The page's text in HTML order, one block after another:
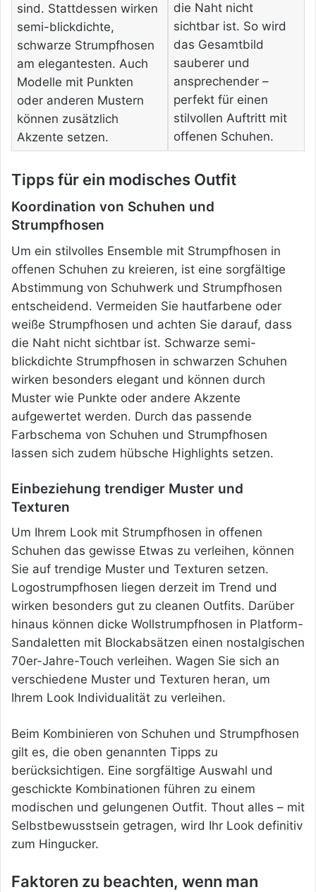
sind. Stattdessen wirken
semi-blickdichte,
schwarze Strumpfhosen
am elegantesten. Auch
Modelle mit Punkten
oder anderen Mustern
können zusätzlich
Akzente setzen.
die Naht nicht
sichtbar ist. So wird
das Gesamtbild
sauberer und
ansprechender –
perfekt für einen
stilvollen Auftritt mit
offenen Schuhen.
Tipps für ein modisches Outfit
Koordination von Schuhen und
Strumpfhosen
Um ein stilvolles Ensemble mit Strumpfhosen in
offenen Schuhen zu kreieren, ist eine sorgfältige
Abstimmung von Schuhwerk und Strumpfhosen
entscheidend. Vermeiden Sie hautfarbene oder
weiße Strumpfhosen und achten Sie darauf, dass
die Naht nicht sichtbar ist. Schwarze semi-
blickdichte Strumpfhosen in schwarzen Schuhen
wirken besonders elegant und können durch
Muster wie Punkte oder andere Akzente
aufgewertet werden. Durch das passende
Farbschema von Schuhen und Strumpfhosen
lassen sich zudem hübsche Highlights setzen.
Einbeziehung trendiger Muster und
Texturen
Um Ihrem Look mit Strumpfhosen in offenen
Schuhen das gewisse Etwas zu verleihen, können
Sie auf trendige Muster und Texturen setzen.
Logostrumpfhosen liegen derzeit im Trend und
wirken besonders gut zu cleanen Outfits. Darüber
hinaus können dicke Wollstrumpfhosen in Platform-
Sandaletten mit Blockabsätzen einen nostalgischen
70er-Jahre-Touch verleihen. Wagen Sie sich an
verschiedene Muster und Texturen heran, um
Ihrem Look Individualität zu verleihen.
Beim Kombinieren von Schuhen und Strumpfhosen
gilt es, die oben genannten Tipps zu
berücksichtigen. Eine sorgfältige Auswahl und
geschickte Kombinationen führen zu einem
modischen und gelungenen Outfit. Thout alles – mit
Selbstbewusstsein getragen, wird Ihr Look definitiv
zum Hingucker.
Faktoren zu beachten, wenn man